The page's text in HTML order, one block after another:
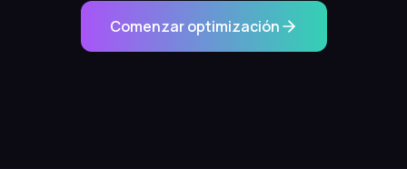
Comenzar optimización